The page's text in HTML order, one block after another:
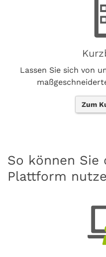
Lassen Sie sich von
Zum
So können
Plattform